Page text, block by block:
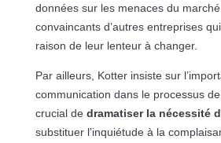
données sur les menaces du
convaincants d’autres entreprises
raison de leur lenteur à changer.
Par ailleurs, Kotter insiste sur
communication dans le processus
crucial de dramatiser la nécessité
substituer l’inquiétude à la